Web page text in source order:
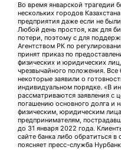
Во время январской трагедии
нескольких городов
предприятия даже если не
Любой день простоя, как для
потери, поэтому с для
Агентством РК по
принят приказ по
физических и юридических
чрезвычайного положения.
некоторые заявили о
индивидуальном порядке. «В
рассматриваются заявления с
погашению основного долга и
физическим, юридическим
предпринимателям,
до 31 января 2022 года.
сайте банка либо обратиться
поясняет пресс-служба